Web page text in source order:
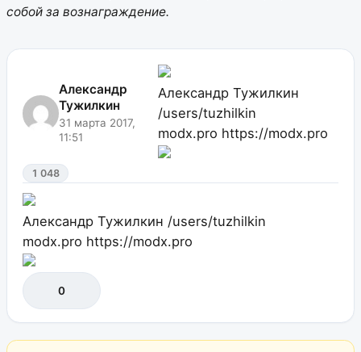
собой за вознаграждение.
Александр
Тужилкин
31 марта 2017,
11:51
Александр Тужилкин
/users/tuzhilkin
modx.pro https://modx.pro
1 048
Александр Тужилкин /users/tuzhilkin
modx.pro https://modx.pro
0